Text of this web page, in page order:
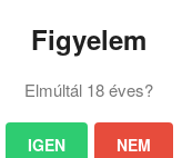
Figyelem
Elmúltál 18 éves?
IGEN NEM